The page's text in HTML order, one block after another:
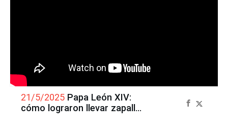
21/5/2025 Papa León XIV:
cómo lograron llevar zapallo